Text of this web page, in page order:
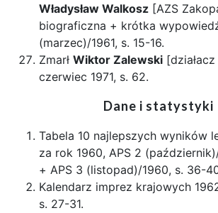
Władysław Walkosz [AZS
biograficzna + krótka
(marzec)/1961, s. 15-16.
Zmarł Wiktor Zalewski
czerwiec 1971, s. 62.
Dane i statystyki
Tabela 10 najlepszych wyników
za rok 1960, APS 2
+ APS 3 (listopad)/1960, s. 36-
Kalendarz imprez krajowych
s. 27-31.